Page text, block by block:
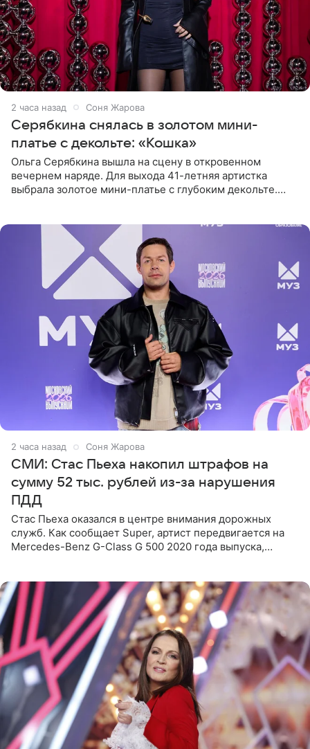
2 часа назад Соня Жарова
Серябкина снялась в золотом мини-
платье с декольте: «Кошка»
Ольга Серябкина вышла на сцену в откровенном
вечернем наряде. Для выхода 41-летняя артистка
выбрала золотое мини-платье с глубоким декольте.
2 часа назад Соня Жарова
СМИ: Стас Пьеха накопил штрафов на
сумму 52 тыс. рублей из-за нарушения
ПДД
Стас Пьеха оказался в центре внимания дорожных
служб. Как сообщает Super, артист передвигается на
Mercedes-Benz G-Class G 500 2020 года выпуска,